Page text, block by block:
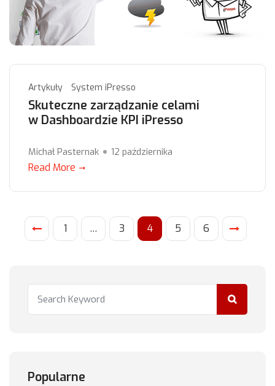
Artykuły System iPresso
Skuteczne zarządzanie celami
w Dashboardzie KPI iPresso
Michał Pasternak 12 października
Read More
1 … 3 4 5 6
Popularne